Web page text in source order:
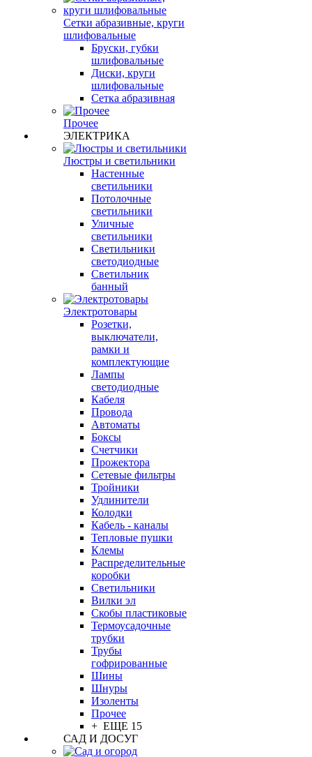
Сетки абразивные, круги
шлифовальные
Бруски, губки
шлифовальные
Диски, круги
шлифовальные
Сетка абразивная
Прочее
ЭЛЕКТРИКА
Люстры и светильники
Настенные
светильники
Потолочные
светильники
Уличные
светильники
Светильники
светодиодные
Светильник
банный
Электротовары
Розетки,
выключатели,
рамки и
комплектующие
Лампы
светодиодные
Кабеля
Провода
Автоматы
Боксы
Счетчики
Прожектора
Сетевые фильтры
Тройники
Удлинители
Колодки
Кабель - каналы
Тепловые пушки
Клемы
Распределительные
коробки
Светильники
Вилки эл
Скобы пластиковые
Термоусадочные
трубки
Трубы
гофрированные
Шины
Шнуры
Изоленты
Прочее
+ ЕЩЕ 15
САД И ДОСУГ